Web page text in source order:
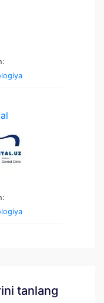
tanlang